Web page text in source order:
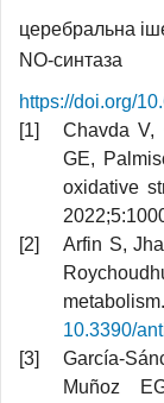
церебральна
NO-синтаза
https://doi.org/
Chavda V,
GE,
oxidative
Arfin S,
10.3390/
García-
Muñoz